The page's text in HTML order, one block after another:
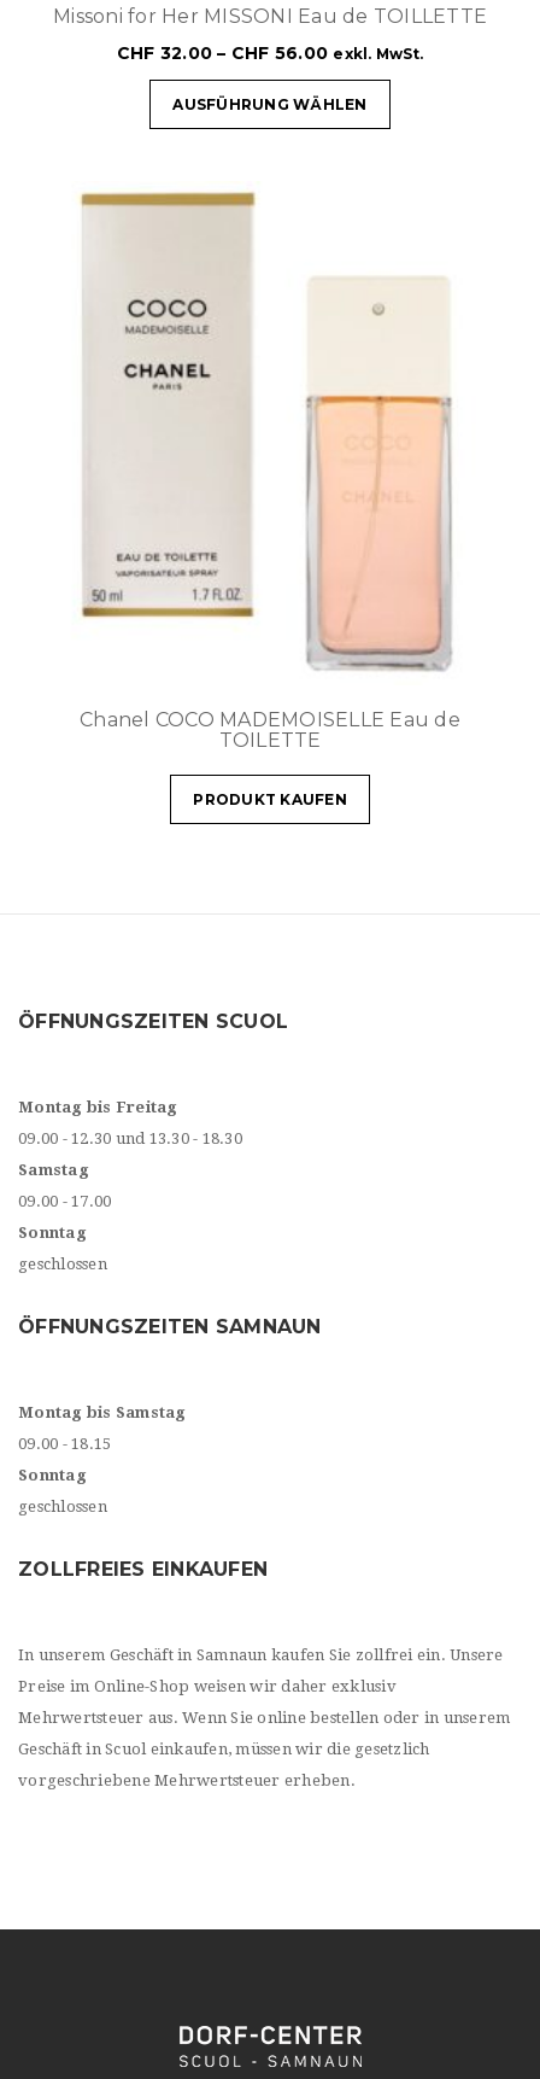
Missoni for Her MISSONI Eau de TOILLETTE
CHF 32.00 – CHF 56.00 exkl. MwSt.
AUSFÜHRUNG WÄHLEN
Chanel COCO MADEMOISELLE Eau de
TOILETTE
PRODUKT KAUFEN
ÖFFNUNGSZEITEN SCUOL
Montag bis Freitag
09.00 - 12.30 und 13.30 - 18.30
Samstag
09.00 - 17.00
Sonntag
geschlossen
ÖFFNUNGSZEITEN SAMNAUN
Montag bis Samstag
09.00 - 18.15
Sonntag
geschlossen
ZOLLFREIES EINKAUFEN
In unserem Geschäft in Samnaun kaufen Sie zollfrei ein. Unsere
Preise im Online-Shop weisen wir daher exklusiv
Mehrwertsteuer aus. Wenn Sie online bestellen oder in unserem
Geschäft in Scuol einkaufen, müssen wir die gesetzlich
vorgeschriebene Mehrwertsteuer erheben.